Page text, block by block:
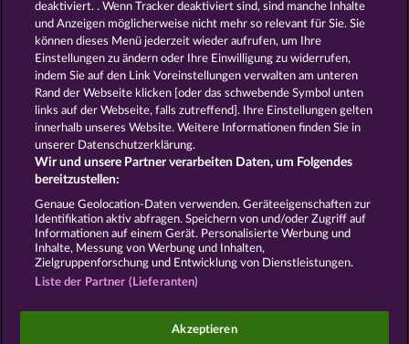
Maaax Diamonds Mallorca Wilds
AGB Datenschutz und Cookie Richtlinien
Impressum
Widerruf einreichen
Social Casino Spiele dienen der reinen Unterhaltung
deaktiviert. . Wenn Tracker deaktiviert sind, sind manche Inhalte
und Anzeigen möglicherweise nicht mehr so ​​relevant für Sie. Sie
können dieses Menü jederzeit wieder aufrufen, um Ihre
Einstellungen zu ändern oder Ihre Einwilligung zu widerrufen,
indem Sie auf den Link Voreinstellungen verwalten am unteren
Rand der Webseite klicken [oder das schwebende Symbol unten
links auf der Webseite, falls zutreffend]. Ihre Einstellungen gelten
innerhalb unseres Website. Weitere Informationen finden Sie in
unserer Datenschutzerklärung.
Wir und unsere Partner verarbeiten Daten, um Folgendes
bereitzustellen:
Genaue Geolocation-Daten verwenden. Geräteeigenschaften zur
Identifikation aktiv abfragen. Speichern von und/oder Zugriff auf
Informationen auf einem Gerät. Personalisierte Werbung und
Inhalte, Messung von Werbung und Inhalten,
Zielgruppenforschung und Entwicklung von Dienstleistungen.
Liste der Partner (Lieferanten)
Akzeptieren